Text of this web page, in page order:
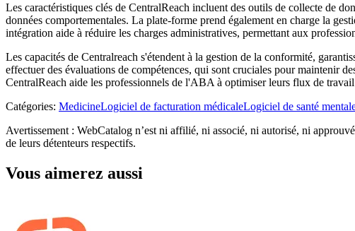
Les caractéristiques clés de CentralReach incluent des outils de collecte de
données comportementales. La plate-forme prend également en charge la
intégration aide à réduire les charges administratives, permettant aux
Les capacités de Centralreach s'étendent à la gestion de la conformité,
effectuer des évaluations de compétences, qui sont cruciales pour maintenir
CentralReach aide les professionnels de l'ABA à optimiser leurs flux de travail
Catégories: MedicineLogiciel de facturation médicaleLogiciel de santé
Avertissement : WebCatalog n’est ni affilié, ni associé, ni autorisé, ni
de leurs détenteurs respectifs.
Vous aimerez aussi